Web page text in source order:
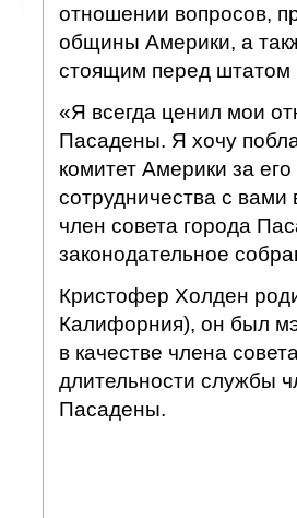
отношении вопросов,
общины Америки, а
стоящим перед
«Я всегда ценил мои
Пасадены. Я хочу
комитет Америки за
сотрудничества с
член совета города
законодательное
Кристофер Холден
Калифорния), он был
в качестве члена
длительности службы
Пасадены.